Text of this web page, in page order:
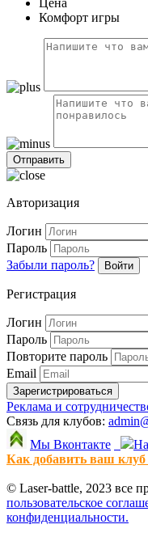
Цена
Комфорт игры
Авторизация
Логин
Пароль
Забыли пароль?
Войти
Регистрация
Логин
Пароль
Повторите пароль
Email
Зарегистрироваться
Реклама и
Связь для клубов:
Мы Вконтакте
Как добавить ваш клуб
© Laser-battle, 2023 все
пользовательское
конфиденциальности.